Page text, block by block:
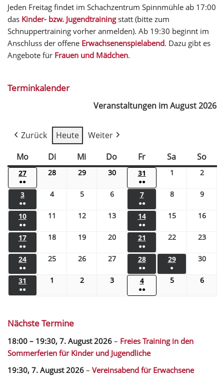
Jeden Freitag findet im Schachzentrum Spinnmühle ab 17:00
das Kinder- bzw. Jugendtrainingstatt (bitte zum
Schnuppertraining vorher anmelden). Ab 19:30 beginnt im
Anschluss der offene Erwachsenenspielabend. Dazu gibt es
Angebote für Frauen und Mädchen.
Terminkalender
Veranstaltungen im August 2026
Zurück Heute
Weiter
Mo
Di Mi Do Fr Sa So
27
●●
28 29 30 31
●●
1 2
3
●●
4 5 6 7
●●
8 9
10
●●
11 12 13 14
●●
15 16
17
●●
18 19 20 21
●●
22 23
24
●●
25 26 27 28
●●
29
●
30
31
●●
1 2 3 4
●●
5 6
Nächste Termine
18:00 – 19:30, 7. August 2026 – Freies Training in den
Sommerferien für Kinder und Jugendliche
19:30, 7. August 2026 – Vereinsabend für Erwachsene